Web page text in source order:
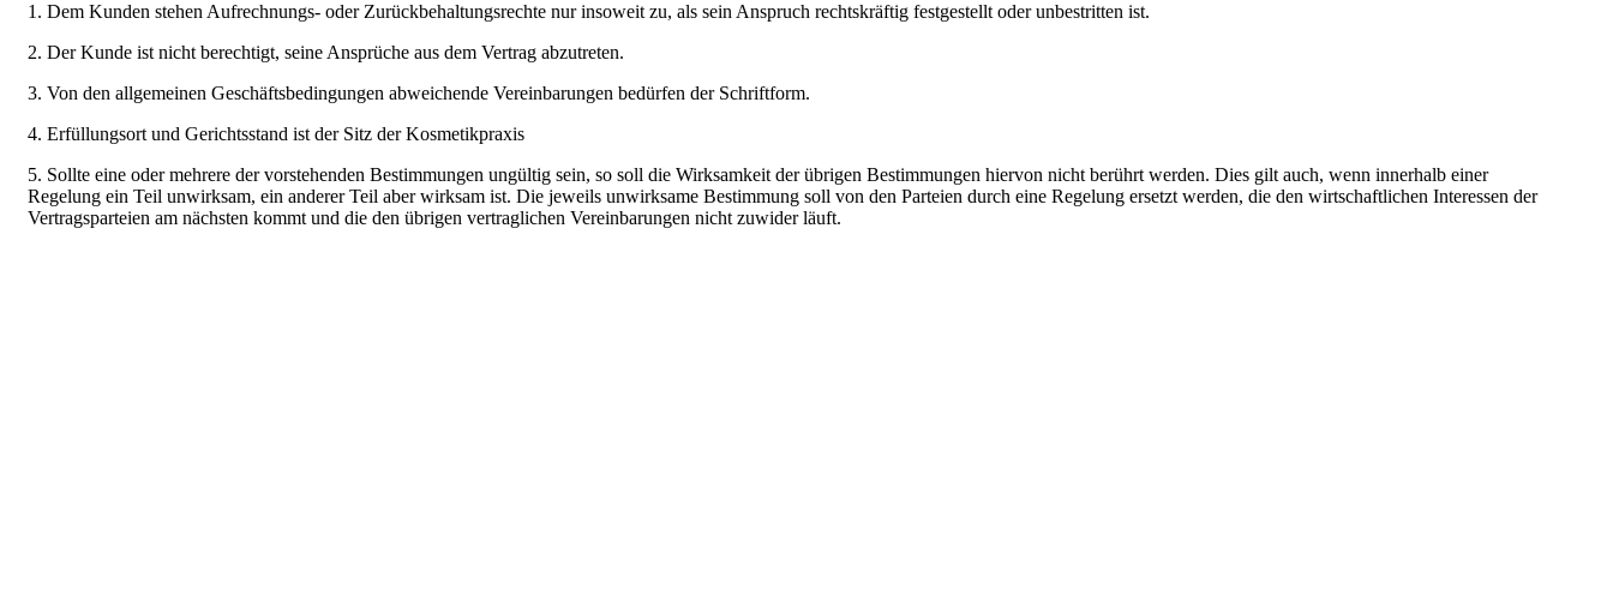
1. Dem Kunden stehen Aufrechnungs- oder Zurückbehaltungsrechte nur insoweit zu, als sein Anspruch rechtskräftig festgestellt oder unbestritten ist.
2. Der Kunde ist nicht berechtigt, seine Ansprüche aus dem Vertrag abzutreten.
3. Von den allgemeinen Geschäftsbedingungen abweichende Vereinbarungen bedürfen der Schriftform.
4. Erfüllungsort und Gerichtsstand ist der Sitz der Kosmetikpraxis
5. Sollte eine oder mehrere der vorstehenden Bestimmungen ungültig sein, so soll die Wirksamkeit der übrigen Bestimmungen hiervon nicht berührt werden. Dies gilt auch, wenn innerhalb einer
Regelung ein Teil unwirksam, ein anderer Teil aber wirksam ist. Die jeweils unwirksame Bestimmung soll von den Parteien durch eine Regelung ersetzt werden, die den wirtschaftlichen Interessen der
Vertragsparteien am nächsten kommt und die den übrigen vertraglichen Vereinbarungen nicht zuwider läuft.